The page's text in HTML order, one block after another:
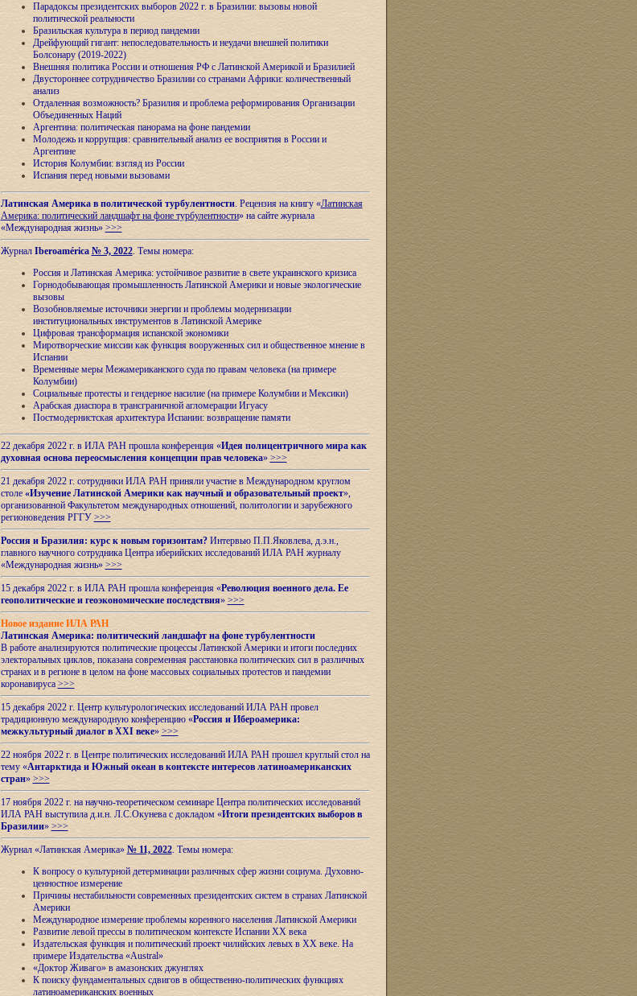
Парадоксы президентских выборов 2022 г. в Бразилии: вызовы новой
политической реальности
Бразильская культура в период пандемии
Дрейфующий гигант: непоследовательность и неудачи внешней политики
Болсонару (2019-2022)
Внешняя политика России и отношения РФ с Латинской Америкой и Бразилией
Двустороннее сотрудничество Бразилии со странами Африки: количественный
анализ
Отдаленная возможность? Бразилия и проблема реформирования Организации
Объединенных Наций
Аргентина: политическая панорама на фоне пандемии
Молодежь и коррупция: сравнительный анализ ee восприятия в России и
Аргентине
История Колумбии: взгляд из России
Испания перед новыми вызовами
Латинская Америка в политической турбулентности. Рецензия на книгу «Латинская
Америка: политический ландшафт на фоне турбулентности» на сайте журнала
«Международная жизнь» >>>
Журнал Iberoamérica № 3, 2022. Темы номера:
Россия и Латинская Америка: устойчивое развитие в свете украинского кризиса
Горнодобывающая промышленность Латинской Америки и новые экологические
вызовы
Возобновляемые источники энергии и проблемы модернизации
институциональных инструментов в Латинской Америке
Цифровая трансформация испанской экономики
Миротворческие миссии как функция вооруженных сил и общественное мнение в
Испании
Временные меры Межамериканского суда по правам человека (на примере
Колумбии)
Социальные протесты и гендерное насилие (на примере Колумбии и Мексики)
Арабская диаспора в трансграничной агломерации Игуасу
Постмодернистская архитектура Испании: возвращение памяти
22 декабря 2022 г. в ИЛА РАН прошла конференция «Идея полицентричного мира как
духовная основа переосмысления концепции прав человека» >>>
21 декабря 2022 г. сотрудники ИЛА РАН приняли участие в Международном круглом
столе «Изучение Латинской Америки как научный и образовательный проект»,
организованной Факультетом международных отношений, политологии и зарубежного
регионоведения РГГУ >>>
Россия и Бразилия: курс к новым горизонтам?Интервью П.П.Яковлева, д.э.н.,
главного научного сотрудника Центра иберийских исследований ИЛА РАН журналу
«Международная жизнь» >>>
15 декабря 2022 г. в ИЛА РАН прошла конференция «Революция военного дела. Ее
геополитические и геоэкономические последствия» >>>
Новое издание ИЛА РАН
Латинская Америка: политический ландшафт на фоне турбулентности
В работе анализируются политические процессы Латинской Америки и итоги последних
электоральных циклов, показана современная расстановка политических сил в различных
странах и в регионе в целом на фоне массовых социальных протестов и пандемии
коронавируса >>>
15 декабря 2022 г. Центр культурологических исследований ИЛА РАН провел
традиционную международную конференцию «Россия и Ибероамерика:
межкультурный диалог в XXI веке» >>>
22 ноября 2022 г. в Центре политических исследований ИЛА РАН прошел круглый стол на
тему «Антарктида и Южный океан в контексте интересов латиноамериканских
стран» >>>
17 ноября 2022 г. на научно-теоретическом семинаре Центра политических исследований
ИЛА РАН выступила д.и.н. Л.С.Окунева с докладом «Итоги президентских выборов в
Бразилии» >>>
Журнал «Латинская Америка» № 11, 2022. Темы номера:
К вопросу о культурной детерминации различных сфер жизни социума. Духовно-
ценностное измерение
Причины нестабильности современных президентских систем в странах Латинской
Америки
Международное измерение проблемы коренного населения Латинской Америки
Развитие левой прессы в политическом контексте Испании XX века
Издательская функция и политический проект чилийских левых в XX веке. На
примере Издательства «Austral»
«Доктор Живаго» в амазонских джунглях
К поиску фундаментальных сдвигов в общественно-политических функциях
латиноамериканских военных